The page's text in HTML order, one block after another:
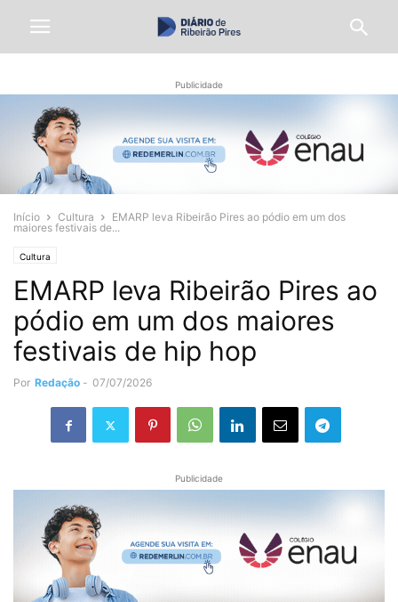
Publicidade
Início Cultura
EMARP leva Ribeirão Pires ao pódio em um dos
maiores festivais de...
Cultura
EMARP leva Ribeirão Pires ao
pódio em um dos maiores
festivais de hip hop
Por Redação - 07/07/2026
Publicidade